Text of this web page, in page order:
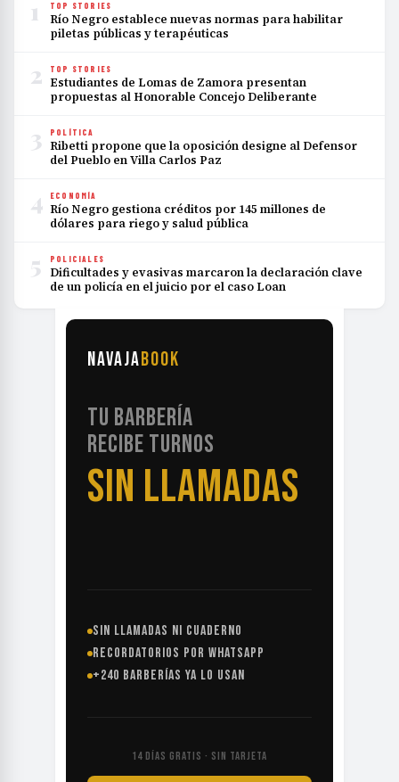
1 TOP STORIES
Río Negro establece nuevas normas para habilitar
piletas públicas y terapéuticas
2 TOP STORIES
Estudiantes de Lomas de Zamora presentan
propuestas al Honorable Concejo Deliberante
3 POLÍTICA
Ribetti propone que la oposición designe al Defensor
del Pueblo en Villa Carlos Paz
4 ECONOMÍA
Río Negro gestiona créditos por 145 millones de
dólares para riego y salud pública
5 POLICIALES
Dificultades y evasivas marcaron la declaración clave
de un policía en el juicio por el caso Loan
NAVAJABOOK
TU BARBERÍA
RECIBE TURNOS
SIN LLAMADAS
SIN LLAMADAS NI CUADERNO
RECORDATORIOS POR WHATSAPP
+240 BARBERÍAS YA LO USAN
14 DÍAS GRATIS · SIN TARJETA